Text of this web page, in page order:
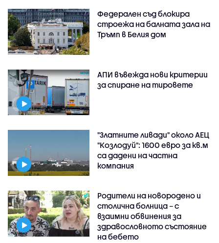
Федерален съд блокира
строежа на балната зала на
Тръмп в Белия дом
АПИ въвежда нови критерии
за спиране на тировете
"Златните ливади" около АЕЦ
"Козлодуй": 1600 евро за кв.м
са дадени на частна
компания
Родители на новородено и
столична болница – с
взаимни обвинения за
здравословното състояние
на бебето